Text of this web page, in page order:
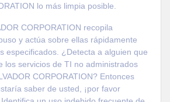
lo más limpia posible.
CORPORATION recopila
y actúa sobre ellas rápidamente
especificados. ¿Detecta a alguien que
los servicios de TI no administrados
CORPORATION? Entonces
saber de usted, ¡por favor